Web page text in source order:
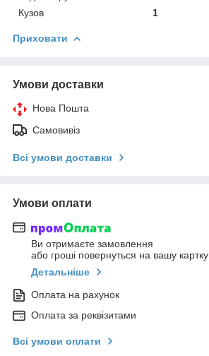
Кузов
1
Приховати
Умови доставки
Нова Пошта
Самовивіз
Всі умови доставки
Умови оплати
Ви отримаєте замовлення
або гроші повернуться на вашу картку
Детальніше
Оплата на рахунок
Оплата за реквізитами
Всі умови оплати